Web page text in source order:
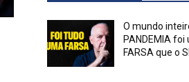
O mundo
PANDEMIA
FARSA que o